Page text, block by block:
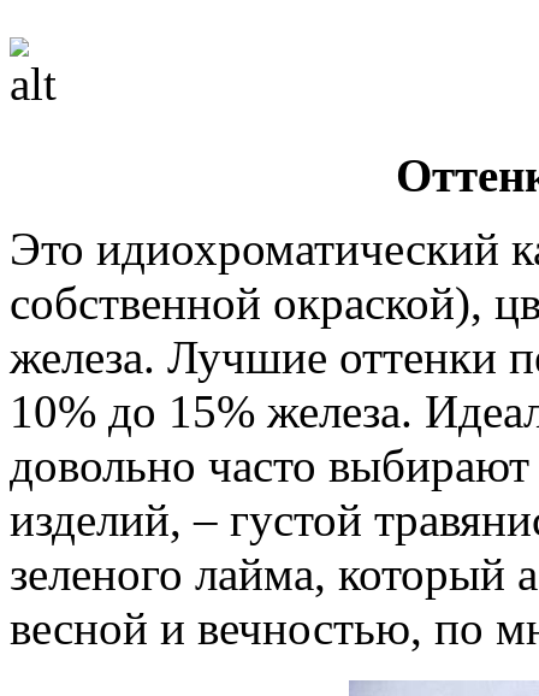
Это идиохроматический
собственной окраской),
железа. Лучшие оттенки
10% до 15% железа.
довольно часто
изделий, – густой
зеленого лайма, который
весной и вечностью, по